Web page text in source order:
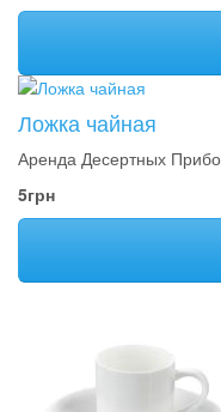
Ложка чайная
Аренда Десертных
5грн